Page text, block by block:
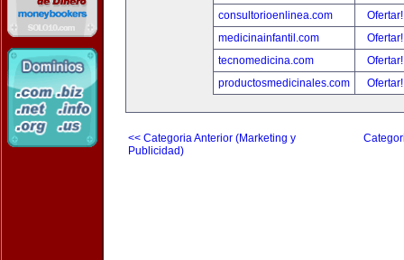
consultorioenlinea.com
medicinainfantil.com
tecnomedicina.com
productosmedicinales.com
<< Categoria Anterior (Marketing y
Publicidad)